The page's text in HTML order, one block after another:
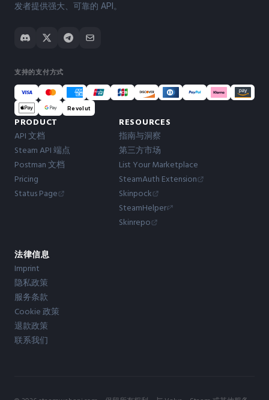
发者提供强大、可靠的 API。
支持的支付方式
Revolut
PRODUCT
API 文档
Steam API 端点
Postman 文档
Pricing
Status Page
RESOURCES
指南与洞察
第三方市场
List Your Marketplace
SteamAuth Extension
Skinpock
SteamHelper
Skinrepo
法律信息
Imprint
隐私政策
服务条款
Cookie 政策
退款政策
联系我们